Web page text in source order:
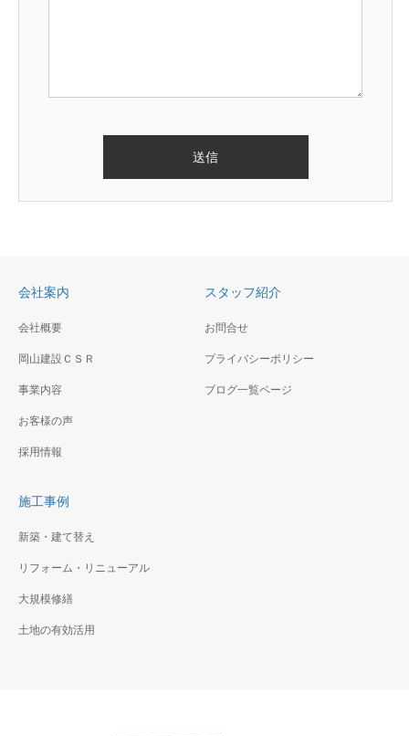
会社案内
会社概要
岡山建設ＣＳＲ
事業内容
お客様の声
採用情報
スタッフ紹介
お問合せ
プライバシーポリシー
ブログ一覧ページ
施工事例
新築・建て替え
リフォーム・リニューアル
大規模修繕
土地の有効活用